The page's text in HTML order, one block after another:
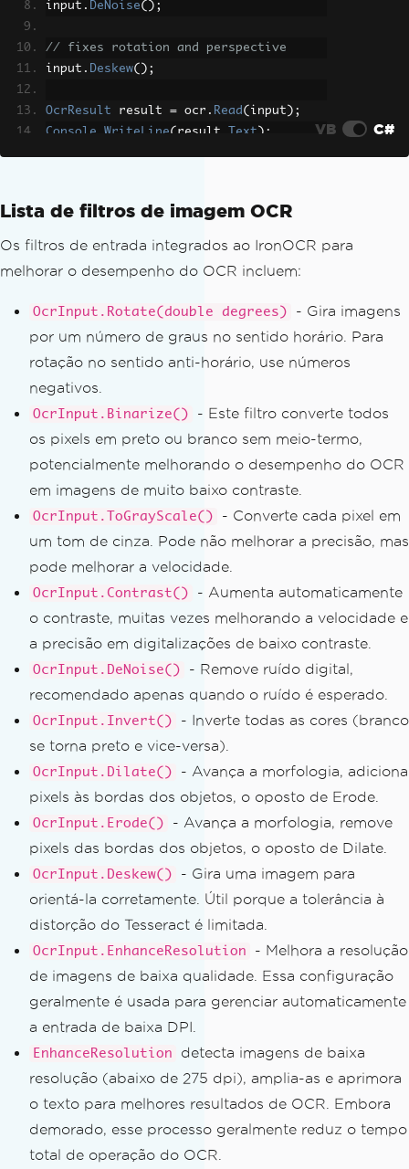
input . DeNoise();
// fixes rotation and perspective
input . Deskew();
OcrResult result = ocr . Read ( input );
Console
WriteLine( result Text ); VB C#
Lista de filtros de imagem OCR
Os filtros de entrada integrados ao IronOCR para
melhorar o desempenho do OCR incluem:
OcrInput.Rotate(double degrees)
- Gira imagens
por um número de graus no sentido horário. Para
rotação no sentido anti-horário, use números
negativos.
OcrInput.Binarize()
- Este filtro converte todos
os pixels em preto ou branco sem meio-termo,
potencialmente melhorando o desempenho do OCR
em imagens de muito baixo contraste.
OcrInput.ToGrayScale()
- Converte cada pixel em
um tom de cinza. Pode não melhorar a precisão, mas
pode melhorar a velocidade.
OcrInput.Contrast()
- Aumenta automaticamente
o contraste, muitas vezes melhorando a velocidade e
a precisão em digitalizações de baixo contraste.
OcrInput.DeNoise()
- Remove ruído digital,
recomendado apenas quando o ruído é esperado.
OcrInput.Invert()
- Inverte todas as cores (branco
se torna preto e vice-versa).
OcrInput.Dilate()
- Avança a morfologia, adiciona
pixels às bordas dos objetos, o oposto de Erode.
OcrInput.Erode()
- Avança a morfologia, remove
pixels das bordas dos objetos, o oposto de Dilate.
OcrInput.Deskew()
- Gira uma imagem para
orientá-la corretamente. Útil porque a tolerância à
distorção do Tesseract é limitada.
OcrInput.EnhanceResolution
- Melhora a resolução
de imagens de baixa qualidade. Essa configuração
geralmente é usada para gerenciar automaticamente
a entrada de baixa DPI.
EnhanceResolution
detecta imagens de baixa
resolução (abaixo de 275 dpi), amplia-as e aprimora
o texto para melhores resultados de OCR. Embora
demorado, esse processo geralmente reduz o tempo
total de operação do OCR.